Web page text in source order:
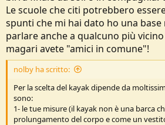
punti.
La Federazione Italiana Canoa Kayak ha
apposito che si chiamaPAGAIA AZZURRA
sito per capire cos'è).
Lo gestisce direttamente
faccio parte che si occupa da anni di
Azzurra confrontandosi con gli altri paesi
Pass e di formare i quadri tecnici dei settori
Kayak.
La scuola più vicina a te credo sia
Le scuole che citi potrebbero
spunti che mi hai dato ho una
parlare anche a qualcuno più vicino
magari avete "amici in comune"!
nolby ha scritto:
Per la scelta del kayak dipende da
sono:
1- le tue misure (il kayak non è una barca
prolungamento del corpo e come un